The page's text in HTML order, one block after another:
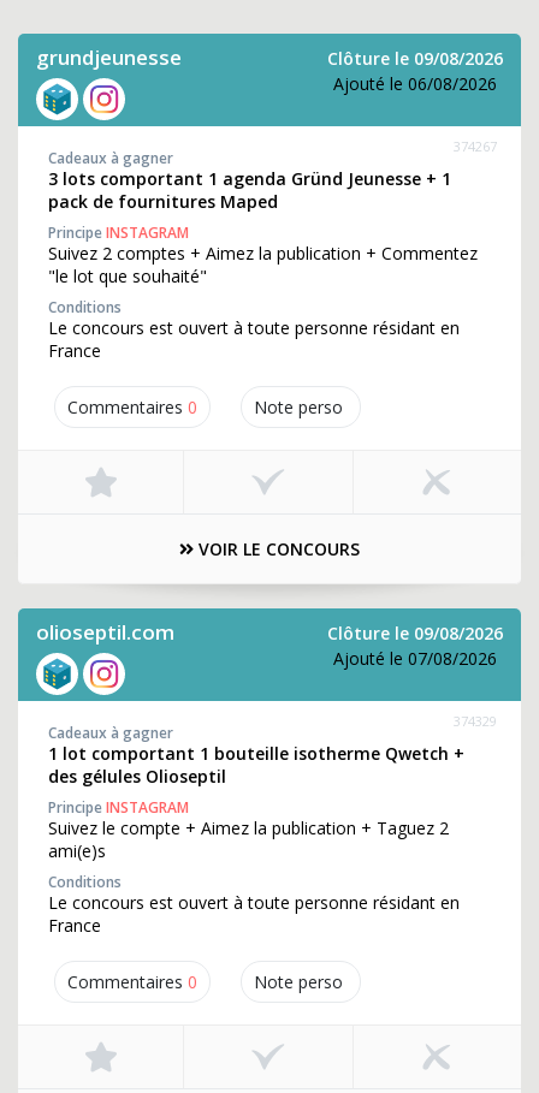
grundjeunesse
Clôture le 09/08/2026
Ajouté le 06/08/2026
Commentaires 0 Note perso
374267
Cadeaux à gagner
3 lots comportant 1 agenda Gründ Jeunesse + 1
pack de fournitures Maped
PrincipeINSTAGRAM
Suivez 2 comptes + Aimez la publication + Commentez
"le lot que souhaité"
Conditions
Le concours est ouvert à toute personne résidant en
France
VOIR LE CONCOURS
olioseptil.com
Clôture le 09/08/2026
Ajouté le 07/08/2026
Commentaires 0 Note perso
374329
Cadeaux à gagner
1 lot comportant 1 bouteille isotherme Qwetch +
des gélules Olioseptil
PrincipeINSTAGRAM
Suivez le compte + Aimez la publication + Taguez 2
ami(e)s
Conditions
Le concours est ouvert à toute personne résidant en
France